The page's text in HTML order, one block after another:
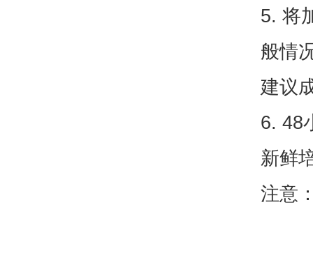
5. 将
般情
建议
6. 48
新鲜
注意